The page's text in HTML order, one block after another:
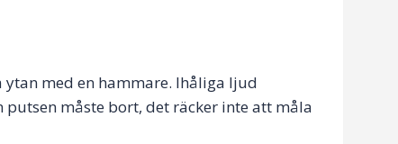
ytan med en hammare. Ihåliga ljud
måste bort, det räcker inte att måla